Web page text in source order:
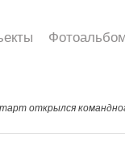
открылся